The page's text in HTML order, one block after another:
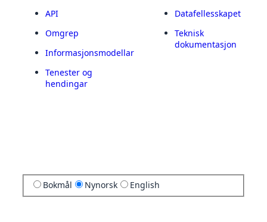
API
Omgrep
Informasjonsmodellar
Tenester og
hendingar
Datafellesskapet
Teknisk
dokumentasjon
Bokmål Nynorsk English